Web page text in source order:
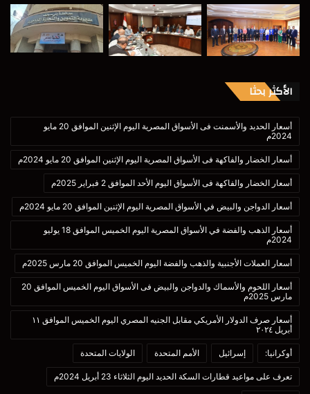
الأكثر بحثا
أسعار الحديد والأسمنت فى الأسواق المصرية اليوم الإثنين الموافق 20 مايو
2024م
أسعار الخضار والفاكهة فى الأسواق المصرية اليوم الإثنين الموافق 20 مايو 2024م
أسعار الخضار والفاكهة فى الأسواق اليوم الأحد الموافق 2 فبراير 2025م
أسعار الدواجن والبيض في الأسواق المصرية اليوم الإثنين الموافق 20 مايو 2024م
أسعار الذهب والفضة في الأسواق المصرية اليوم الخميس الموافق 18 يوليو
2024م
أسعار العملات الأجنبية والذهب والفضة اليوم الخميس الموافق 20 مارس 2025م
أسعار اللحوم والأسماك والدواجن والبيض فى الأسواق اليوم الخميس الموافق 20
مارس 2025م
أسعار صرف الدولار الأمريكي مقابل الجنيه المصري اليوم الخميس الموافق ١١
أبريل ٢٠٢٤
أوكرانيا: إسرائيل الأمم المتحدة الولايات المتحدة
تعرف على مواعيد قطارات السكة الحديد اليوم الثلاثاء 23 أبريل 2024م